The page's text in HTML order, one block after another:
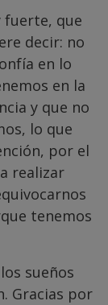
fuerte, que
decir: no
en lo
en la
y que no
lo que
por el
realizar
tenemos
sueños
Gracias por